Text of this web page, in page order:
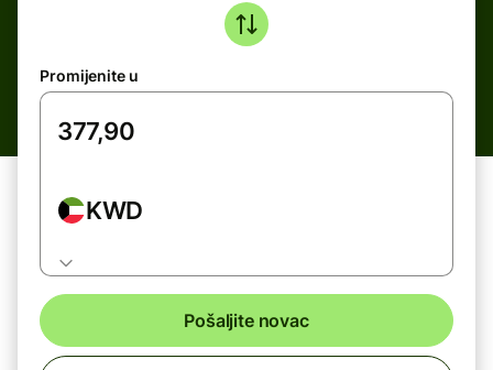
Promijenite u
KWD
Pošaljite novac